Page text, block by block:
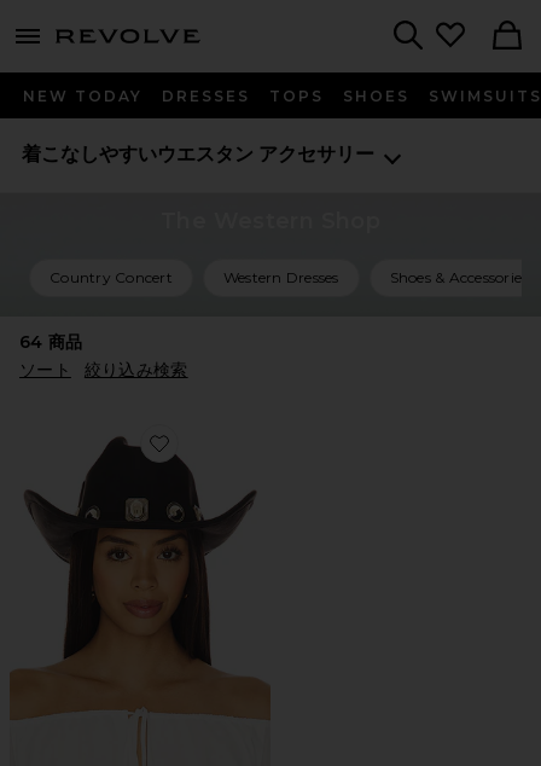
menu - shows more content
NEW TODAY DRESSES TOPS SHOES SWIMSUITS
着こなしやすいウエスタン アクセサリー
Country Concert Western Dresses Shoes & Accessories
64 商品
ソート
絞り込み検索
Favorite MOMENTS RANCHER カウボーイハット